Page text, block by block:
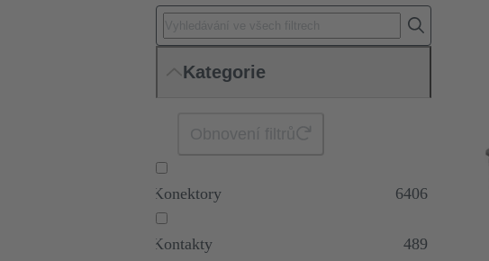
Kategorie
Konektory 6406
Kontakty 489